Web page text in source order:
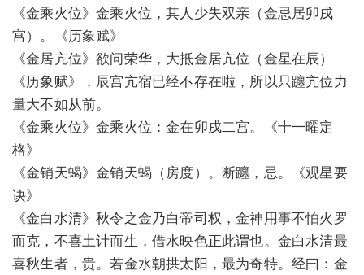
《金乘火位》金乘火位，其人少失双亲（金忌居卯戌
宫）。《历象赋》
《金居亢位》欲问荣华，大抵金居亢位（金星在辰）
《历象赋》，辰宫亢宿已经不存在啦，所以只躔亢位力
量大不如从前。
《金乘火位》金乘火位：金在卯戌二宫。《十一曜定
格》
《金销天蝎》金销天蝎（房度）。断躔，忌。《观星要
诀》
《金白水清》秋令之金乃白帝司权，金神用事不怕火罗
而克，不喜土计而生，借水映色正此谓也。金白水清最
喜秋生者，贵。若金水朝拱太阳，最为奇特。经曰：金